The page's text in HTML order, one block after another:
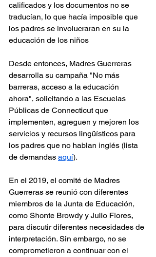
calificados y los documentos no se
traducían, lo que hacía imposible que
los padres se involucraran en su la
educación de los niños
Desde entonces, Madres Guerreras
desarrolla su campaña "No más
barreras, acceso a la educación
ahora", solicitando a las Escuelas
Públicas de Connecticut que
implementen, agreguen y mejoren los
servicios y recursos lingüísticos para
los padres que no hablan inglés (lista
de demandas aquí).
En el 2019, el comité de Madres
Guerreras se reunió con diferentes
miembros de la Junta de Educación,
como Shonte Browdy y Julio Flores,
para discutir diferentes necesidades de
interpretación. Sin embargo, no se
comprometieron a continuar con el